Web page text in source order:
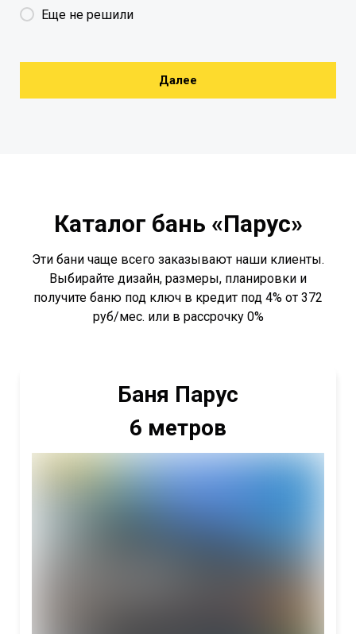
Еще не решили
Далее
Каталог бань «Парус»
Эти бани чаще всего заказывают наши клиенты.
Выбирайте дизайн, размеры, планировки и
получите баню под ключ в кредит под 4% от 372
руб/мес. или в рассрочку 0%
Баня Парус
6 метров